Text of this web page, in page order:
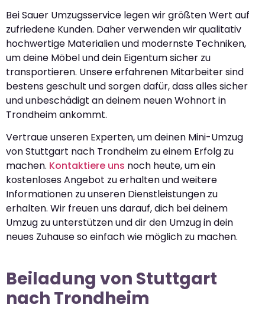
Bei Sauer Umzugsservice legen wir größten Wert auf
zufriedene Kunden. Daher verwenden wir qualitativ
hochwertige Materialien und modernste Techniken,
um deine Möbel und dein Eigentum sicher zu
transportieren. Unsere erfahrenen Mitarbeiter sind
bestens geschult und sorgen dafür, dass alles sicher
und unbeschädigt an deinem neuen Wohnort in
Trondheim ankommt.
Vertraue unseren Experten, um deinen Mini-Umzug
von Stuttgart nach Trondheim zu einem Erfolg zu
machen. Kontaktiere uns noch heute, um ein
kostenloses Angebot zu erhalten und weitere
Informationen zu unseren Dienstleistungen zu
erhalten. Wir freuen uns darauf, dich bei deinem
Umzug zu unterstützen und dir den Umzug in dein
neues Zuhause so einfach wie möglich zu machen.
Beiladung von Stuttgart
nach Trondheim